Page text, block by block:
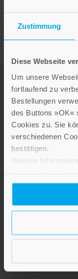
Zustimmung
Diese Webseite
Um unsere
fortlaufend zu
Bestellungen
des Buttons »OK«
Cookies zu. Sie
verschiedenen
bestätigen.
Weitere
Die Verlage